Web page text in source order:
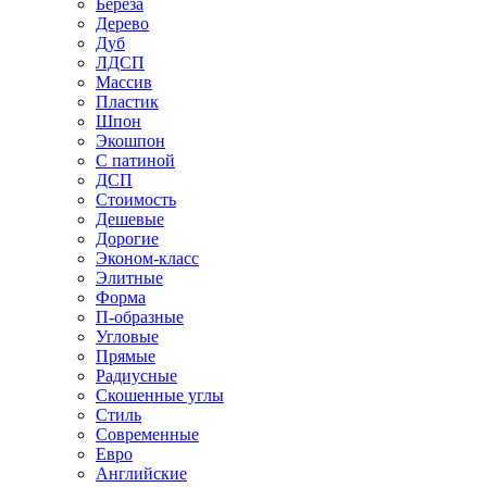
Береза
Дерево
Дуб
ЛДСП
Массив
Пластик
Шпон
Экошпон
С патиной
ДСП
Стоимость
Дешевые
Дорогие
Эконом-класс
Элитные
Форма
П-образные
Угловые
Прямые
Радиусные
Скошенные углы
Стиль
Современные
Евро
Английские